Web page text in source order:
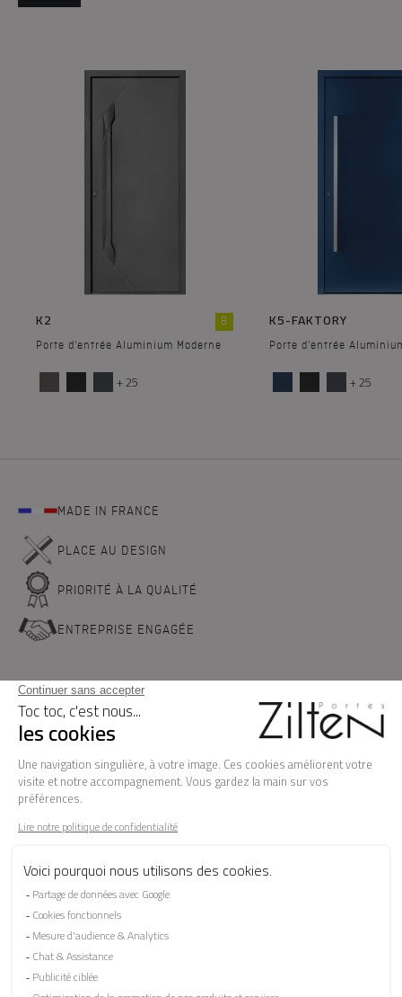
K2
Porte d'entrée Aluminium Moderne
B
+ 25
K5-FAKTORY
Porte d'entrée
+ 25
MADE IN FRANCE
PLACE AU DESIGN
PRIORITÉ À LA QUALITÉ
ENTREPRISE ENGAGÉE
NOS PORTES D'ENTREE
LA MARQUE
FAQ
Le SAV
Besoin d'informations ? Nos conseillers
sont à votre écoute.